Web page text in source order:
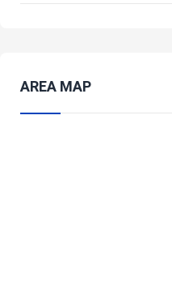
AREA MAP